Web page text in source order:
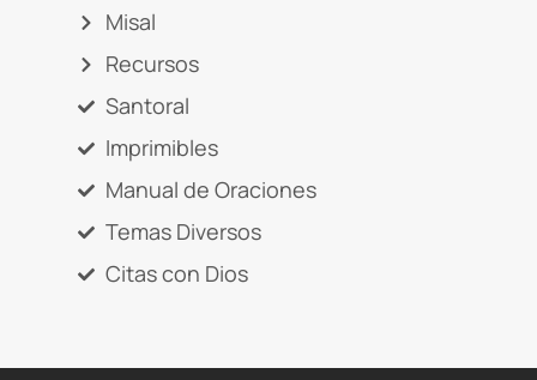
Misal
Recursos
Santoral
Imprimibles
Manual de Oraciones
Temas Diversos
Citas con Dios